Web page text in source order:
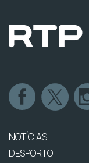
NOTÍCIAS
DESPORTO